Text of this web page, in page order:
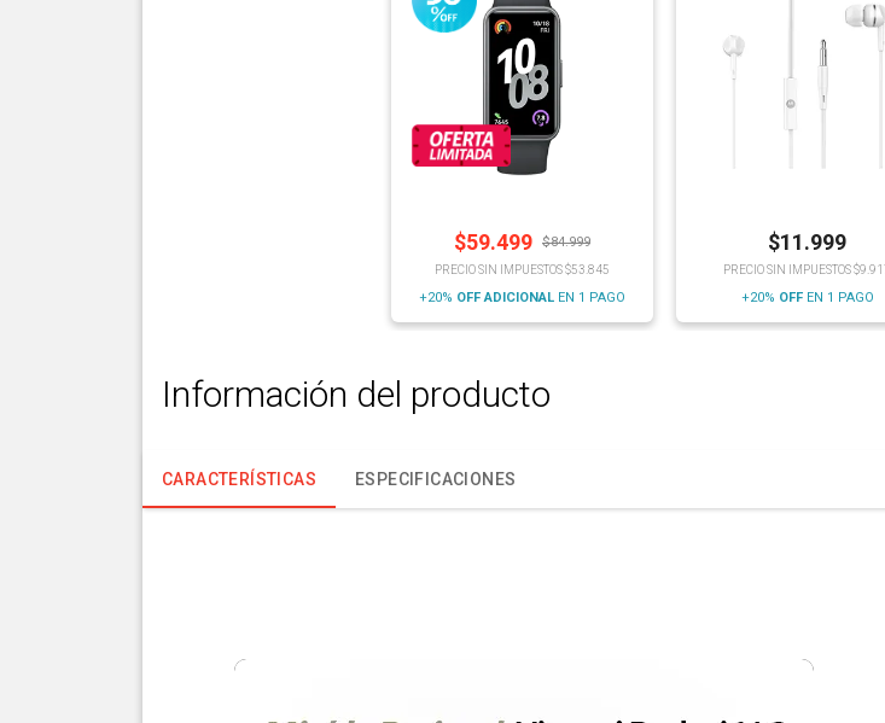
$59.499 $84.999
PRECIO SIN IMPUESTOS $53.845
+20% OFF ADICIONAL EN 1 PAGO
$11.999
PRECIO SIN IMPUESTOS
+20% OFFEN 1 PAGO
Información del producto
CARACTERÍSTICAS ESPECIFICACIONES